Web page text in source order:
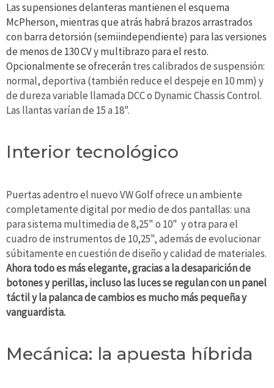
Las supensiones delanteras mantienen el esquema
McPherson, mientras que atrás habrá brazos arrastrados
con barra detorsión (semiindependiente) para las versiones
de menos de 130 CV y multibrazo para el resto.
Opcionalmente se ofrecerántres calibrados de suspensión:
normal, deportiva (también reduce el despeje en 10 mm) y
de dureza variable llamada DCC o Dynamic Chassis Control.
Las llantas varían de 15 a 18".
Interior tecnológico
Puertas adentro el nuevo VW Golf ofrece un ambiente
completamente digital por medio de dos pantallas: una
para sistema multimedia de 8,25" o 10" y otra para el
cuadro de instrumentos de 10,25", además de evolucionar
súbitamente en cuestión de diseño y calidad de materiales.
Ahora todo es más elegante, gracias a la desaparición de
botones y perillas, incluso las luces se regulan con un panel
táctil y la palanca de cambios es mucho más pequeña y
vanguardista.
Mecánica: la apuesta híbrida